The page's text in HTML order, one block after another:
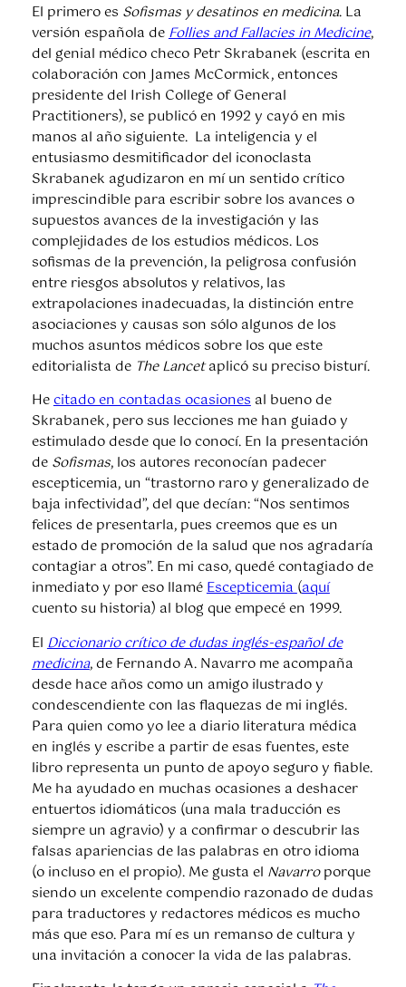
El primero es Sofismas y desatinos en medicina. La
versión española deFollies and Fallacies in Medicine,
del genial médico checo Petr Skrabanek (escrita en
colaboración con James McCormick, entonces
presidente del Irish College of General
Practitioners), se publicó en 1992 y cayó en mis
manos al año siguiente. La inteligencia y el
entusiasmo desmitificador del iconoclasta
Skrabanek agudizaron en mí un sentido crítico
imprescindible para escribir sobre los avances o
supuestos avances de la investigación y las
complejidades de los estudios médicos. Los
sofismas de la prevención, la peligrosa confusión
entre riesgos absolutos y relativos, las
extrapolaciones inadecuadas, la distinción entre
asociaciones y causas son sólo algunos de los
muchos asuntos médicos sobre los que este
editorialista de The Lancetaplicó su preciso bisturí.
Hecitado en contadas ocasionesal bueno de
Skrabanek, pero sus lecciones me han guiado y
estimulado desde que lo conocí. En la presentación
de Sofismas, los autores reconocían padecer
escepticemia, un “trastorno raro y generalizado de
baja infectividad”, del que decían: “Nos sentimos
felices de presentarla, pues creemos que es un
estado de promoción de la salud que nos agradaría
contagiar a otros”. En mi caso, quedé contagiado de
inmediato y por eso llaméEscepticemia(aquí
cuento su historia) al blog que empecé en 1999.
ElDiccionario crítico de dudas inglés-español de
medicina, de Fernando A. Navarro me acompaña
desde hace años como un amigo ilustrado y
condescendiente con las flaquezas de mi inglés.
Para quien como yo lee a diario literatura médica
en inglés y escribe a partir de esas fuentes, este
libro representa un punto de apoyo seguro y fiable.
Me ha ayudado en muchas ocasiones a deshacer
entuertos idiomáticos (una mala traducción es
siempre un agravio) y a confirmar o descubrir las
falsas apariencias de las palabras en otro idioma
(o incluso en el propio). Me gusta el Navarroporque
siendo un excelente compendio razonado de dudas
para traductores y redactores médicos es mucho
más que eso. Para mí es un remanso de cultura y
una invitación a conocer la vida de las palabras.